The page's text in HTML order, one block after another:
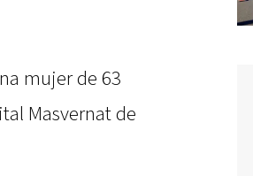
mujer de 63
Masvernat de